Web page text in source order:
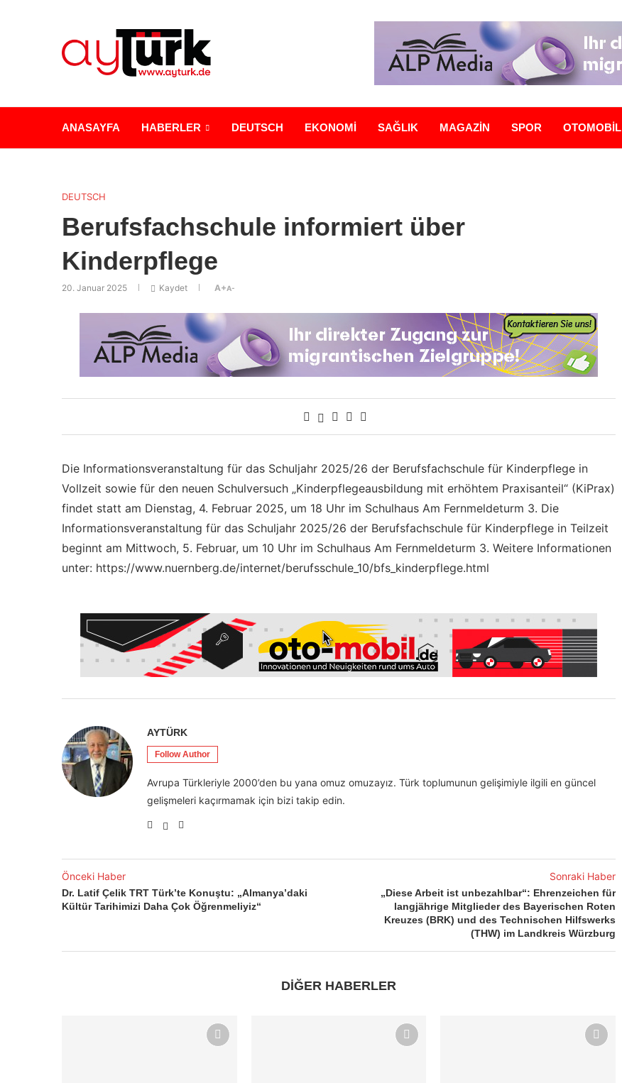
ANASAYFA HABERLER DEUTSCH EKONOMİ SAĞLIK MAGAZİN SPOR OTOMOBİL
DEUTSCH
Berufsfachschule informiert über
Kinderpflege
20. Januar 2025 Kaydet A+A-
Die Informationsveranstaltung für das Schuljahr 2025/26 der Berufsfachschule für Kinderpflege in
Vollzeit sowie für den neuen Schulversuch „Kinderpflegeausbildung mit erhöhtem Praxisanteil“ (KiPrax)
findet statt am Dienstag, 4. Februar 2025, um 18 Uhr im Schulhaus Am Fernmeldeturm 3. Die
Informationsveranstaltung für das Schuljahr 2025/26 der Berufsfachschule für Kinderpflege in Teilzeit
beginnt am Mittwoch, 5. Februar, um 10 Uhr im Schulhaus Am Fernmeldeturm 3. Weitere Informationen
unter: https://www.nuernberg.de/internet/berufsschule_10/bfs_kinderpflege.html
AYTÜRK
Follow Author
Avrupa Türkleriyle 2000’den bu yana omuz omuzayız. Türk toplumunun gelişimiyle ilgili en güncel
gelişmeleri kaçırmamak için bizi takip edin.
Önceki Haber
Dr. Latif Çelik TRT Türk’te Konuştu: „Almanya’daki
Kültür Tarihimizi Daha Çok Öğrenmeliyiz“
Sonraki Haber
„Diese Arbeit ist unbezahlbar“: Ehrenzeichen für
langjährige Mitglieder des Bayerischen Roten
Kreuzes (BRK) und des Technischen Hilfswerks
(THW) im Landkreis Würzburg
DİĞER HABERLER